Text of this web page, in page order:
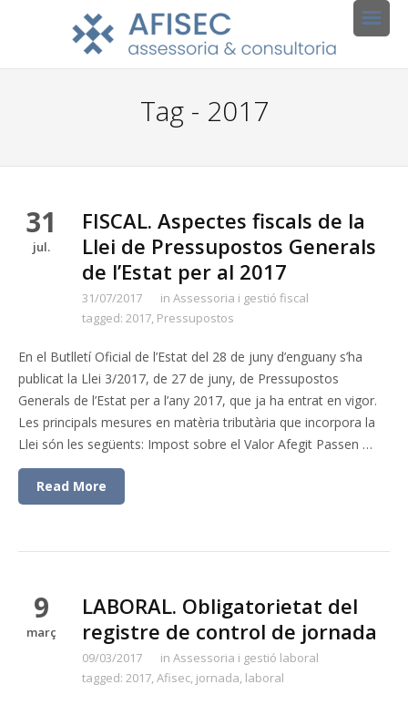
Tag - 2017
31
jul.
FISCAL. Aspectes fiscals de la
Llei de Pressupostos Generals
de l’Estat per al 2017
31/07/2017 in Assessoria i gestió fiscal
tagged: 2017, Pressupostos
En el Butlletí Oficial de l’Estat del 28 de juny d’enguany s’ha
publicat la Llei 3/2017, de 27 de juny, de Pressupostos
Generals de l’Estat per a l’any 2017, que ja ha entrat en vigor.
Les principals mesures en matèria tributària que incorpora la
Llei són les següents: Impost sobre el Valor Afegit Passen …
Read More
9
març
LABORAL. Obligatorietat del
registre de control de jornada
09/03/2017 in Assessoria i gestió laboral
tagged: 2017,Afisec, jornada, laboral